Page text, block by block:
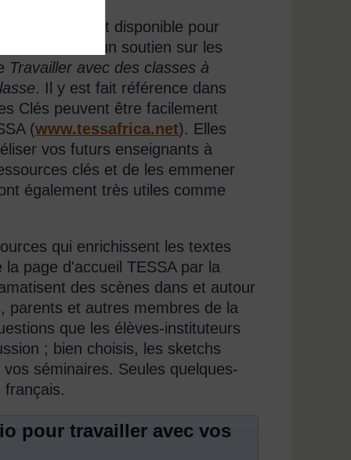
TESSA est disponible pour
fournissent un soutien sur les
Travailler avec des classes à
. Il y est fait référence dans
Clés peuvent être facilement
(www.tessafrica.net). Elles
vos futurs enseignants à
clés et de les emmener
également très utiles comme
qui enrichissent les textes
page d'accueil TESSA par la
des scènes dans et autour
parents et autres membres de la
que les élèves-instituteurs
; bien choisis, les sketchs
séminaires. Seules quelques-
français.
pour travailler avec vos